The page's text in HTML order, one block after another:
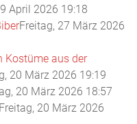
April 2026 19:18
Freitag, 27 März 2026
Kostüme aus der
20 März 2026 19:19
20 März 2026 18:57
Freitag, 20 März 2026